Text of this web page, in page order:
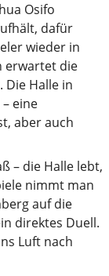
Osifo
dafür
wieder in
erwartet die
Die Halle in
eine
aber auch
– die Halle lebt,
nimmt man
auf die
direktes Duell.
Luft nach